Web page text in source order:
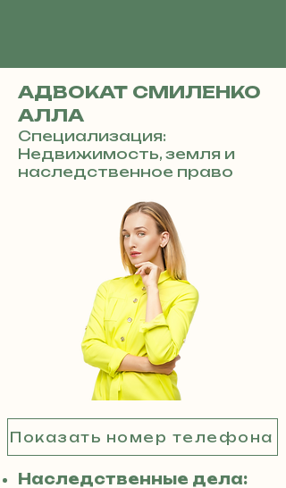
АДВОКАТ СМИЛЕНКО
АЛЛА
Специализация:
Недвижимость, земля и
наследственное право
Показать номер телефона
Наследственные дела: